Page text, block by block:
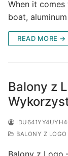
When it
boat,
READ MORE →
Balony z
BALONY Z LOGO
Balony z Logo